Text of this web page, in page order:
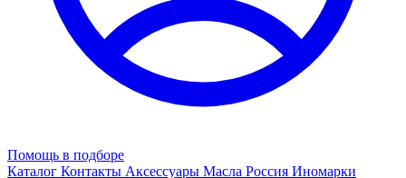
Помощь в подборе
Каталог Контакты Аксессуары Масла Россия Иномарки